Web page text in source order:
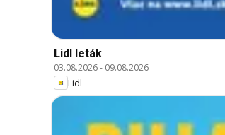
Lidl leták
03.08.2026- 09.08.2026
Lidl